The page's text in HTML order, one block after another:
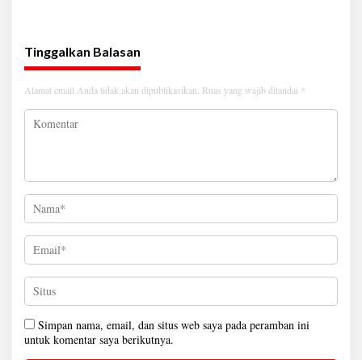
Tinggalkan Balasan
Alamat email Anda tidak akan dipublikasikan. Ruas yang wajib ditandai *
Simpan nama, email, dan situs web saya pada peramban ini
untuk komentar saya berikutnya.